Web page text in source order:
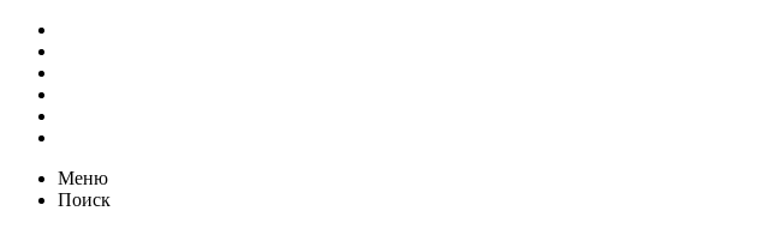
Меню
Поиск